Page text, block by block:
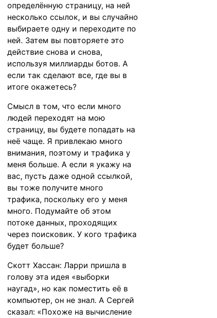
определённую страницу, на ней
несколько ссылок, и вы случайно
выбираете одну и переходите по
ней. Затем вы повторяете это
действие снова и снова,
используя миллиарды ботов. А
если так сделают все, где вы в
итоге окажетесь?
Смысл в том, что если много
людей переходят на мою
страницу, вы будете попадать на
неё чаще. Я привлекаю много
внимания, поэтому и трафика у
меня больше. А если я укажу на
вас, пусть даже одной ссылкой,
вы тоже получите много
трафика, поскольку его у меня
много. Подумайте об этом
потоке данных, проходящих
через поисковик. У кого трафика
будет больше?
Скотт Хассан: Ларри пришла в
голову эта идея «выборки
наугад», но как поместить её в
компьютер, он не знал. А Сергей
сказал: «Похоже на вычисление